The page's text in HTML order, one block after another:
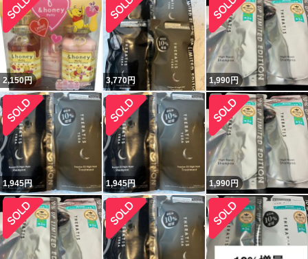
2,150円 3,770円 1,990円
1,945円 1,945円 1,990円